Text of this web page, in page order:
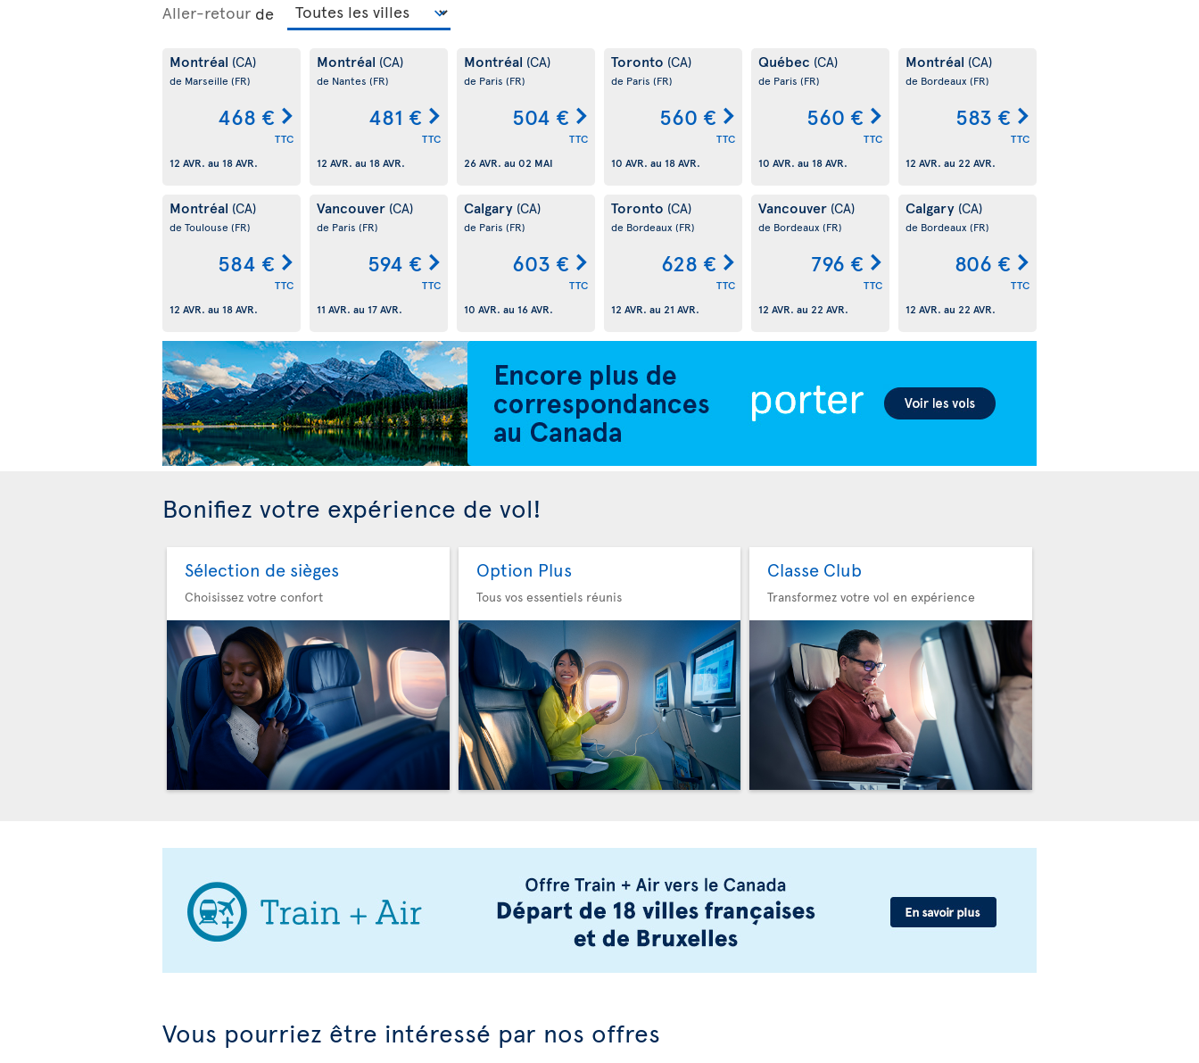
Aller-retour de
Montréal (CA)
de Marseille (FR)
468 €
TTC
12 AVR. au 18 AVR.
Montréal (CA)
de Nantes (FR)
481 €
TTC
12 AVR. au 18 AVR.
Montréal (CA)
de Paris (FR)
504 €
TTC
26 AVR. au 02 MAI
Toronto (CA)
de Paris (FR)
560 €
TTC
10 AVR. au 18 AVR.
Québec (CA)
de Paris (FR)
560 €
TTC
10 AVR. au 18 AVR.
Montréal (CA)
de Bordeaux (FR)
583 €
TTC
12 AVR. au 22 AVR.
Montréal (CA)
de Toulouse (FR)
584 €
TTC
12 AVR. au 18 AVR.
Vancouver (CA)
de Paris (FR)
594 €
TTC
11 AVR. au 17 AVR.
Calgary (CA)
de Paris (FR)
603 €
TTC
10 AVR. au 16 AVR.
Toronto (CA)
de Bordeaux (FR)
628 €
TTC
12 AVR. au 21 AVR.
Vancouver (CA)
de Bordeaux (FR)
796 €
TTC
12 AVR. au 22 AVR.
Calgary (CA)
de Bordeaux (FR)
806 €
TTC
12 AVR. au 22 AVR.
Bonifiez votre expérience de vol!
Sélection de sièges
Choisissez votre confort
Option Plus
Tous vos essentiels réunis
Classe Club
Transformez votre vol en expérience
Vous pourriez être intéressé par nos offres